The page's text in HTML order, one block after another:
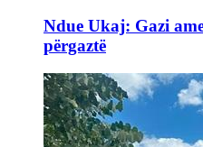
Ndue Ukaj: Gazi
përgaztë